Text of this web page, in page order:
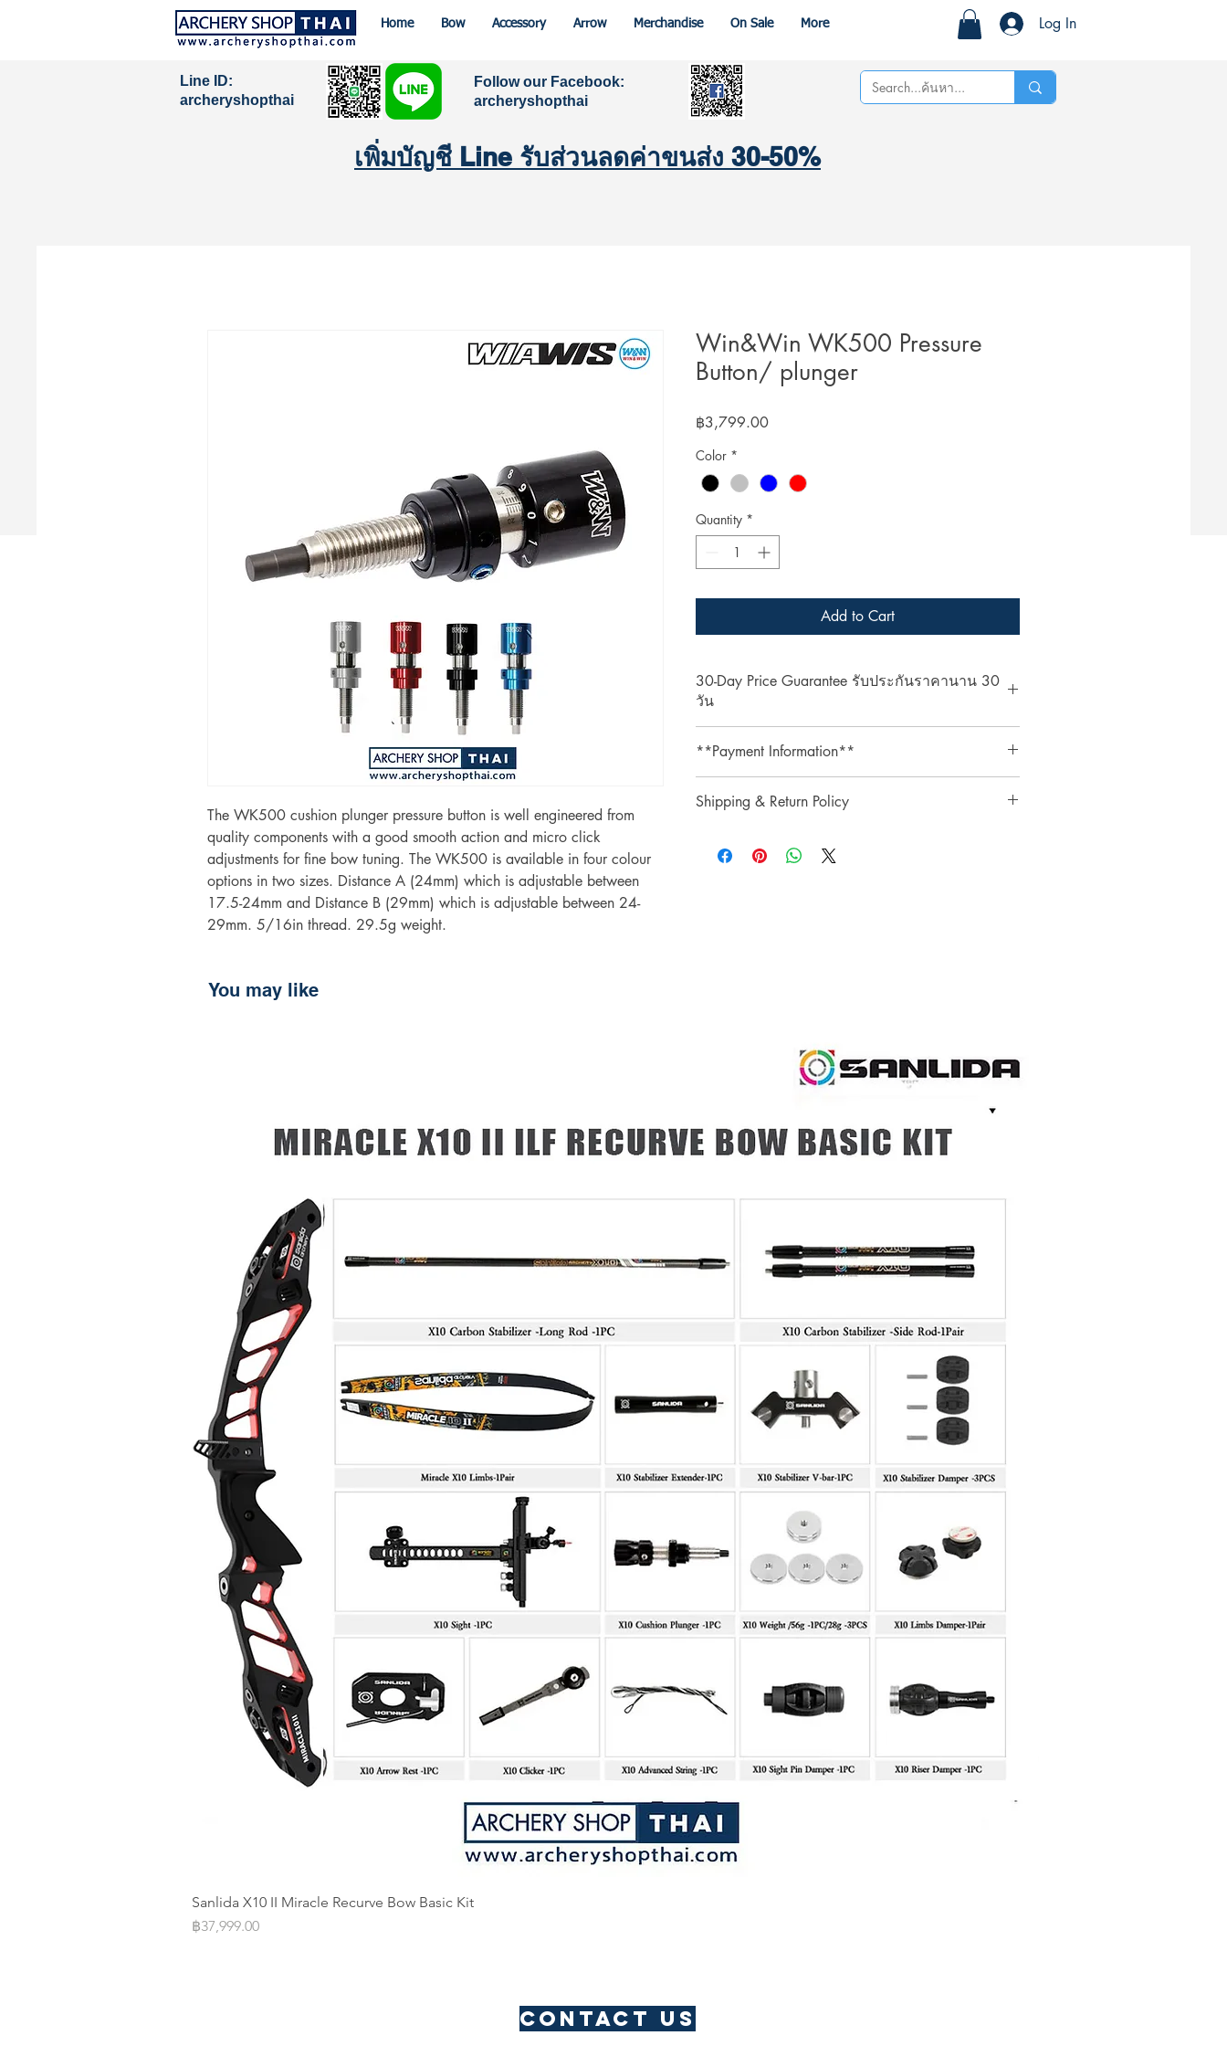
Home Bow Accessory Arrow Merchandise On Sale More Log In
The WK500 cushion plunger pressure button is well engineered from
quality components with a good smooth action and micro click
adjustments for fine bow tuning. The WK500 is available in four colour
options in two sizes. Distance A (24mm) which is adjustable between
17.5-24mm and Distance B (29mm) which is adjustable between 24-
29mm. 5/16in thread. 29.5g weight.
Win&Win WK500 Pressure
Button/ plunger
฿3,799.00Price
Color *
Quantity *
Add to Cart
30-Day Price Guarantee รับประกันราคานาน 30
วัน
lower price on our website within 30 days of your
purchase, simply present your payment receipt, and we'll
refund the difference.
ช้อปที่ ArcheryShopThai อย่างมั่นใจ! หากพบว่าราคาสินค้า
**Payment Information**
processing fee.**
Shipping & Return Policy
การจัดส่งและการคืนสินค้า
You may like
Sanlida X10 II Miracle Recurve Bow Basic Kit
Price
฿37,999.00
Line ID:
archeryshopthai
Follow our Facebook:
archeryshopthai
เพิ่มบัญชี Line รับส่วนลดค่าขนส่ง 30-50%
Contact us